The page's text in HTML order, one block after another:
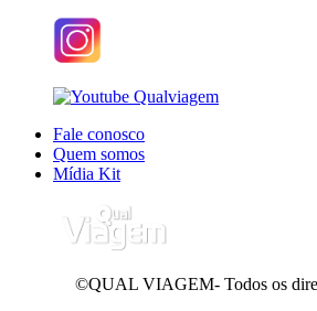
Fale conosco
Quem somos
Mídia Kit
©QUAL VIAGEM- Todos os